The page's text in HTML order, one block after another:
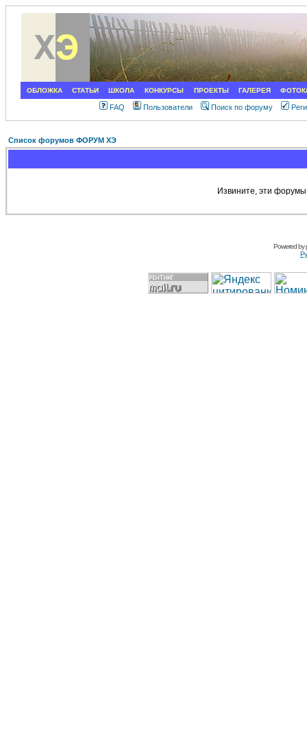
ОБЛОЖКА СТАТЬИ ШКОЛА КОНКУРСЫ ПРОЕКТЫ ГАЛЕРЕЯ
FAQ Пользователи Поиск по форуму
Список форумов ФОРУМ ХЭ
Извините, эти
Powered by